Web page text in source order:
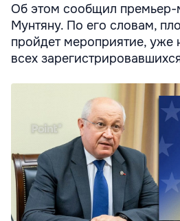
Об этом сообщил премьер-
Мунтяну. По его словам,
пройдет мероприятие, уже
всех